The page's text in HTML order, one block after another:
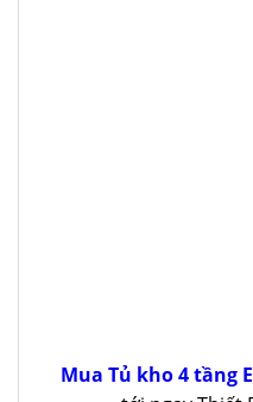
Mua Tủ kho 4 tầng